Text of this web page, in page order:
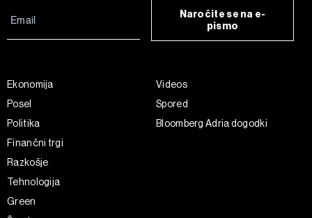
Naročite se na e-
pismo
Ekonomija
Posel
Politika
Finančni trgi
Razkošje
Tehnologija
Green
Videos
Spored
Bloomberg Adria dogodki